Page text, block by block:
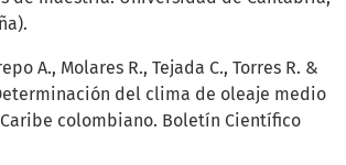
A., Molares R., Tejada C., Torres R. &
del clima de oleaje medio
colombiano. Boletín Científico